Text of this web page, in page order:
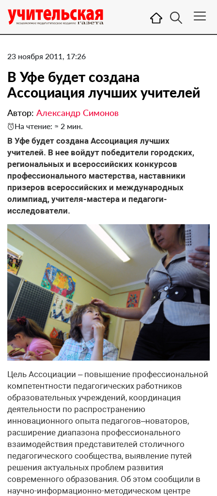
23 ноября 2011, 17:26
В Уфе будет создана
Ассоциация лучших учителей
Автор: Александр Симонов
На чтение: ≈ 2 мин.
В Уфе будет создана Ассоциация лучших
учителей. В нее войдут победители городских,
региональных и всероссийских конкурсов
профессионального мастерства, наставники
призеров всероссийских и международных
олимпиад, учителя-мастера и педагоги-
исследователи.
Цель Ассоциации – повышение профессиональной
компетентности педагогических работников
образовательных учреждений, координация
деятельности по распространению
инновационного опыта педагогов–новаторов,
расширение диапазона профессионального
взаимодействия представителей столичного
педагогического сообщества, выявление путей
решения актуальных проблем развития
современного образования. Об этом сообщили в
научно-информационно-методическом центре